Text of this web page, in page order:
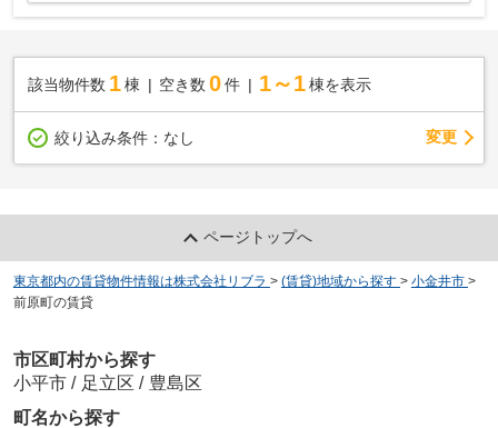
該当物件数 1棟 空き数 0 件 1～1 棟を表示
絞り込み条件： なし 変更
ページトップへ
東京都内の賃貸物件情報は株式会社リブラ > (賃貸)地域から探す > 小金井市 >
前原町の賃貸
市区町村から探す
小平市 / 足立区 / 豊島区
町名から探す